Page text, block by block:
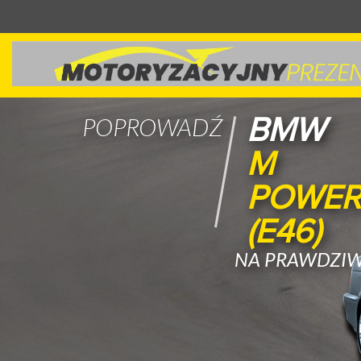
POPROWADŹ
NA